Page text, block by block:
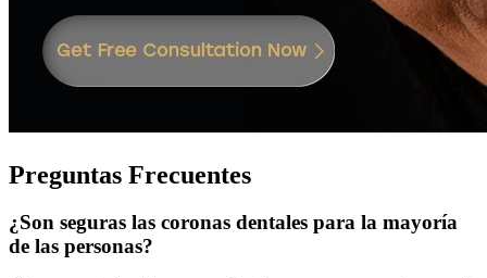
Preguntas Frecuentes
¿Son seguras las coronas dentales para la mayoría
de las personas?